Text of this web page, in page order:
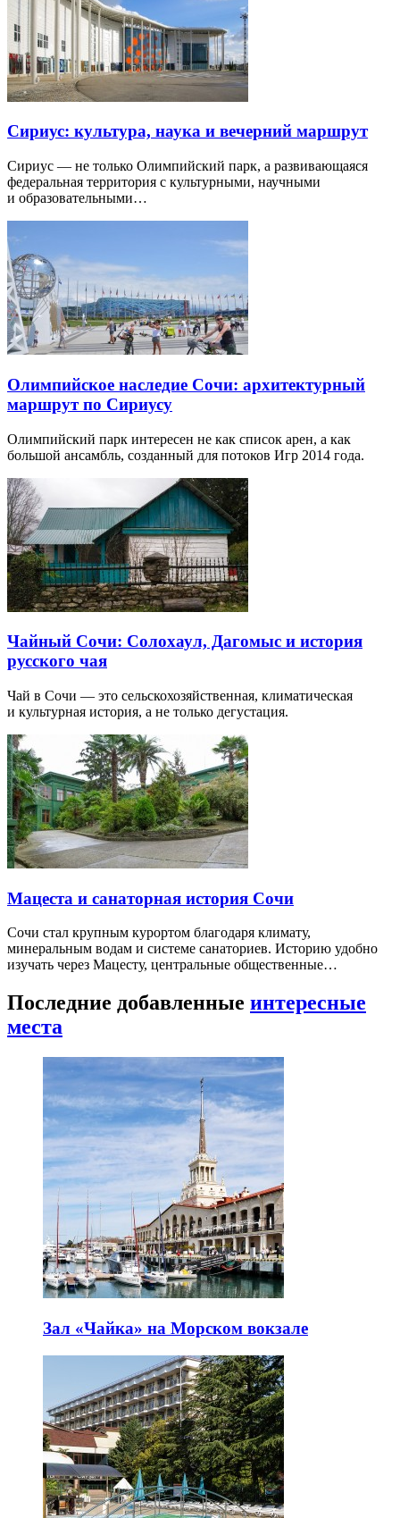
Сириус: культура, наука и вечерний маршрут
Сириус — не только Олимпийский парк, а развивающаяся
федеральная территория с культурными, научными
и образовательными…
Олимпийское наследие Сочи: архитектурный
маршрут по Сириусу
Олимпийский парк интересен не как список арен, а как
большой ансамбль, созданный для потоков Игр 2014 года.
Чайный Сочи: Солохаул, Дагомыс и история
русского чая
Чай в Сочи — это сельскохозяйственная, климатическая
и культурная история, а не только дегустация.
Мацеста и санаторная история Сочи
Сочи стал крупным курортом благодаря климату,
минеральным водам и системе санаториев. Историю удобно
изучать через Мацесту, центральные общественные…
Последние добавленные интересные
места
Зал «Чайка» на Морском вокзале